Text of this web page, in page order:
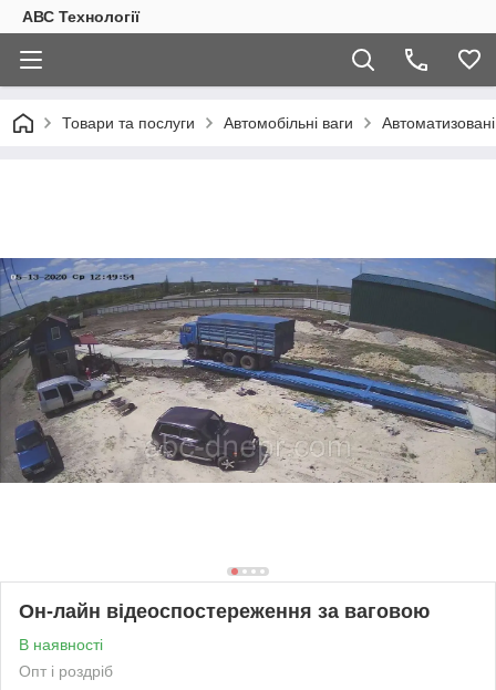
АВС Технології
Товари та послуги Автомобільні ваги
Он-лайн відеоспостереження за ваговою
В наявності
Опт і роздріб